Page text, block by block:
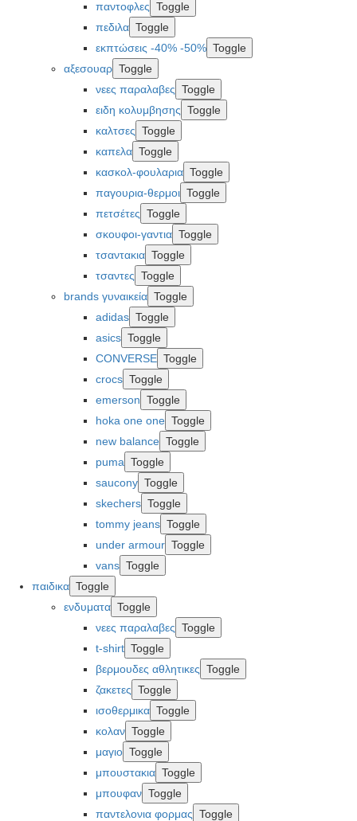
παντοφλες Toggle
πεδιλα Toggle
εκπτώσεις -40% -50% Toggle
αξεσουαρ Toggle
νεες παραλαβες Toggle
ειδη κολυμβησης Toggle
καλτσες Toggle
καπελα Toggle
κασκολ-φουλαρια Toggle
παγουρια-θερμοι Toggle
πετσέτες Toggle
σκουφοι-γαντια Toggle
τσαντακια Toggle
τσαντες Toggle
brands γυναικεία Toggle
adidas Toggle
asics Toggle
CONVERSE Toggle
crocs Toggle
emerson Toggle
hoka one one Toggle
new balance Toggle
puma Toggle
saucony Toggle
skechers Toggle
tommy jeans Toggle
under armour Toggle
vans Toggle
παιδικα Toggle
ενδυματα Toggle
νεες παραλαβες Toggle
t-shirt Toggle
βερμουδες αθλητικες Toggle
ζακετες Toggle
ισοθερμικα Toggle
κολαν Toggle
μαγιο Toggle
μπουστακια Toggle
μπουφαν Toggle
παντελονια φορμας Toggle